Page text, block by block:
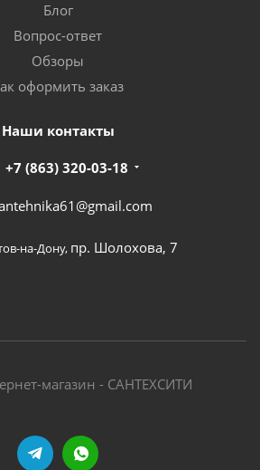
Блог
Вопрос-ответ
Обзоры
оформить заказ
Наши контакты
+7 (863) 320-03-18
на-Дону, пр. Шолохова, 7
магазин - САНТЕХСИТИ